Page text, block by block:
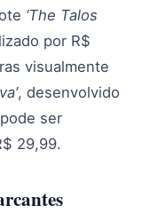
‘The Talos
por R$
visualmente
, desenvolvido
ser
29,99.